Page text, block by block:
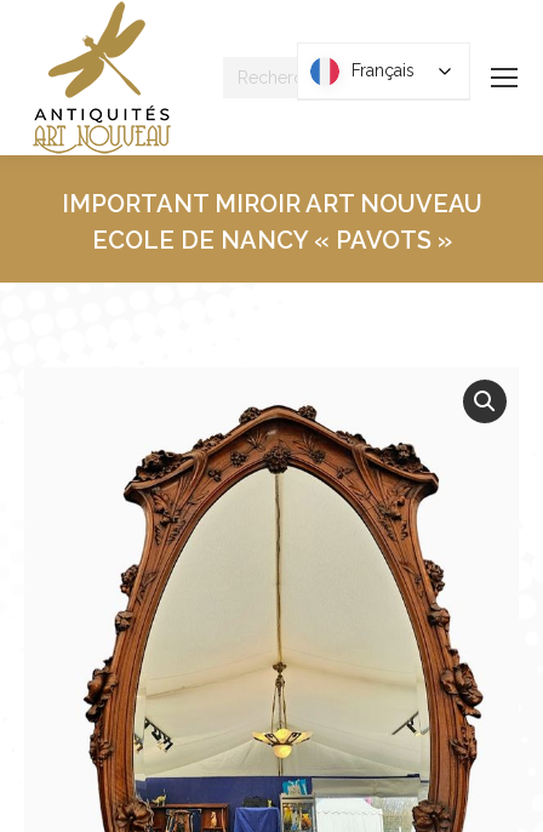
Recherche
IMPORTANT MIROIR ART NOUVEAU
ECOLE DE NANCY « PAVOTS »
Français
Français